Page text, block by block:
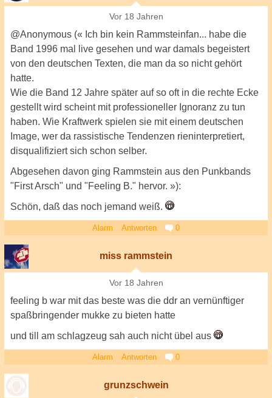
Vor 18 Jahren
@Anonymous (« Ich bin kein Rammsteinfan... habe die
Band 1996 mal live gesehen und war damals begeistert
von den deutschen Texten, die man da so nicht gehört
hatte.
Wie die Band 12 Jahre später auf so oft in die rechte Ecke
gestellt wird scheint mit professioneller Ignoranz zu tun
haben. Wie Kraftwerk spielen sie mit einem deutschen
Image, wer da rassistische Tendenzen rieninterpretiert,
disqualifiziert sich schon selber.
Abgesehen davon ging Rammstein aus den Punkbands
"First Arsch" und "Feeling B." hervor. »):
Schön, daß das noch jemand weiß.
Alarm Antworten 0
miss rammstein
Vor 18 Jahren
feeling b war mit das beste was die ddr an vernünftiger
spaßbringender mukke zu bieten hatte
und till am schlagzeug sah auch nicht übel aus
Alarm Antworten 0
grunzschwein